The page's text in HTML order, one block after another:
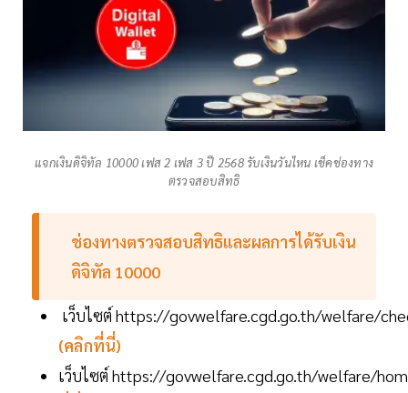
แจกเงินดิจิทัล 10000 เฟส 2 เฟส 3 ปี 2568 รับเงินวันไหน เช็คช่องทาง
ตรวจสอบสิทธิ
ช่องทางตรวจสอบสิทธิและผลการได้รับเงิน
ดิจิทัล 10000
เว็บไซต์ https://govwelfare.cgd.go.th/welfare/
(คลิกที่นี่)
เว็บไซต์ https://govwelfare.cgd.go.th/welfare/